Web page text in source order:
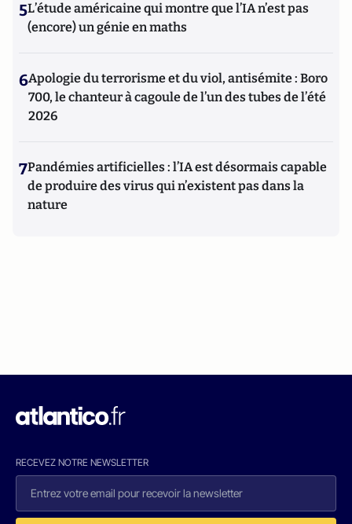
5L’étude américaine qui montre que l’IA n’est pas
(encore) un génie en maths
6Apologie du terrorisme et du viol, antisémite : Boro
700, le chanteur à cagoule de l’un des tubes de l’été
2026
7Pandémies artificielles : l’IA est désormais capable
de produire des virus qui n’existent pas dans la
nature
RECEVEZ NOTRE NEWSLETTER